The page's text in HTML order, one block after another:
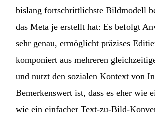
bislang fortschrittlichste Bildmodell
das Meta je erstellt hat: Es befolgt
sehr genau, ermöglicht präzises
komponiert aus mehreren
und nutzt den sozialen Kontext von
Bemerkenswert ist, dass es eher wie
wie ein einfacher Text-zu-Bild-